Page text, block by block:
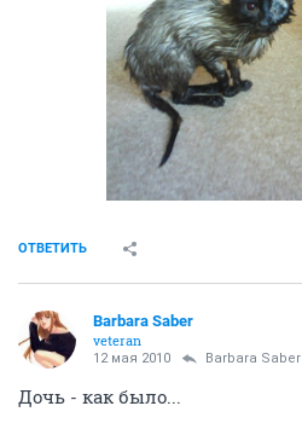
ОТВЕТИТЬ
Barbara Saber
veteran
12 мая 2010 Barbara Saber
Дочь - как было...